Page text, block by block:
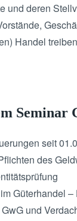
und deren
Handel
seit
des
Güterhandel
und